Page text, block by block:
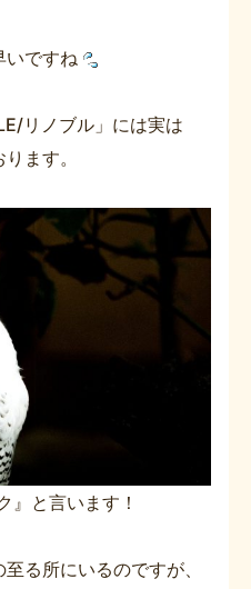
いですね
リノブル」には実は
ます。
』と言います！
る所にいるのですが、